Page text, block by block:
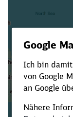
Verkürze